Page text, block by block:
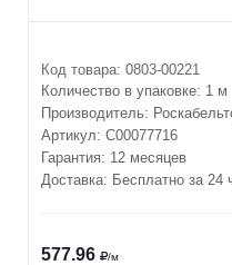
Код товара: 0803-00221
Количество в упаковке: 1 м
Производитель:
Артикул: С00077716
Гарантия: 12 месяцев
Доставка: Бесплатно за 24
577.96 /м